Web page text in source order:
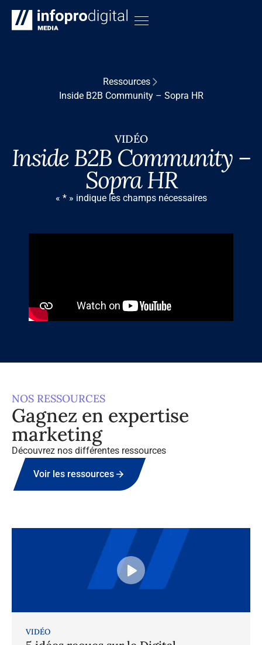
Ressources
Inside B2B Community – Sopra HR
VIDÉO
Inside B2B Community –
Sopra HR
« * » indique les champs nécessaires
NOS RESSOURCES
Gagnez en expertise
marketing
Découvrez nos différentes ressources
Voir les ressources
VIDÉO